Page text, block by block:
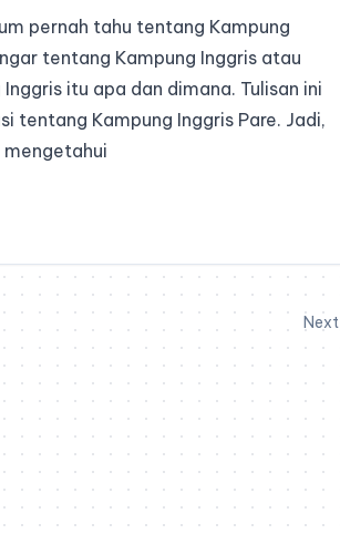
pernah tahu tentang Kampung
tentang Kampung Inggris atau
itu apa dan dimana. Tulisan ini
Kampung Inggris Pare. Jadi,
mengetahui
Next